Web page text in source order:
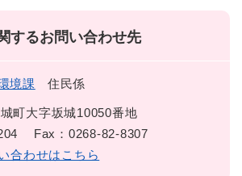
するお問い合わせ先
境課 住民係
町大字坂城10050番地
Fax：0268-82-8307
合わせはこちら